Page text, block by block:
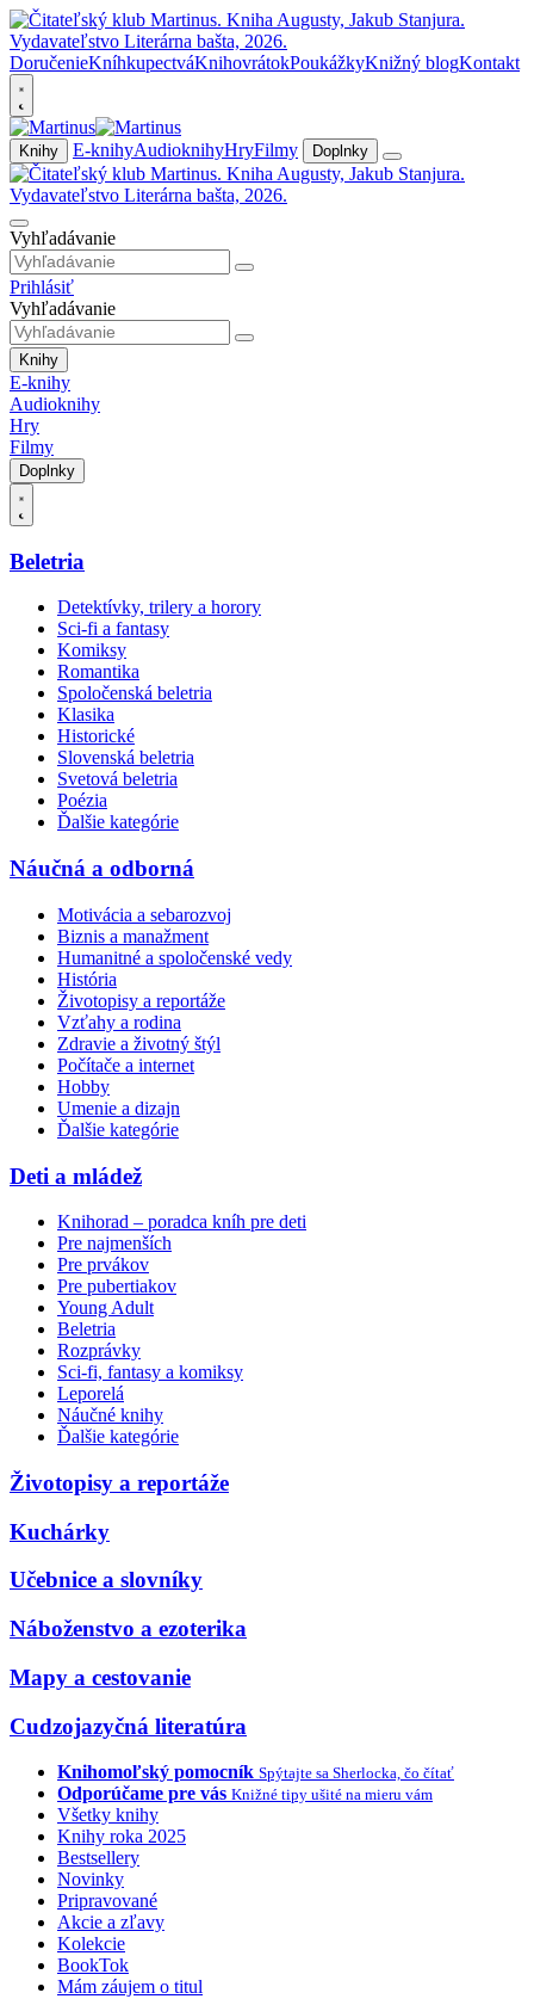
DoručenieKníhkupectváKnihovrátokPoukážkyKnižný blogKontakt
Knihy E-knihyAudioknihyHryFilmy Doplnky
Vyhľadávanie
Prihlásiť
Vyhľadávanie
Knihy
E-knihy
Audioknihy
Hry
Filmy
Doplnky
Beletria
Detektívky, trilery a horory
Sci-fi a fantasy
Komiksy
Romantika
Spoločenská beletria
Klasika
Historické
Slovenská beletria
Svetová beletria
Poézia
Ďalšie kategórie
Náučná a odborná
Motivácia a sebarozvoj
Biznis a manažment
Humanitné a spoločenské vedy
História
Životopisy a reportáže
Vzťahy a rodina
Zdravie a životný štýl
Počítače a internet
Hobby
Umenie a dizajn
Ďalšie kategórie
Deti a mládež
Knihorad – poradca kníh pre deti
Pre najmenších
Pre prvákov
Pre pubertiakov
Young Adult
Beletria
Rozprávky
Sci-fi, fantasy a komiksy
Leporelá
Náučné knihy
Ďalšie kategórie
Životopisy a reportáže
Kuchárky
Učebnice a slovníky
Náboženstvo a ezoterika
Mapy a cestovanie
Cudzojazyčná literatúra
Knihomoľský pomocník Spýtajte sa Sherlocka, čo čítať
Odporúčame pre vás Knižné tipy ušité na mieru vám
Všetky knihy
Knihy roka 2025
Bestsellery
Novinky
Pripravované
Akcie a zľavy
Kolekcie
BookTok
Mám záujem o titul